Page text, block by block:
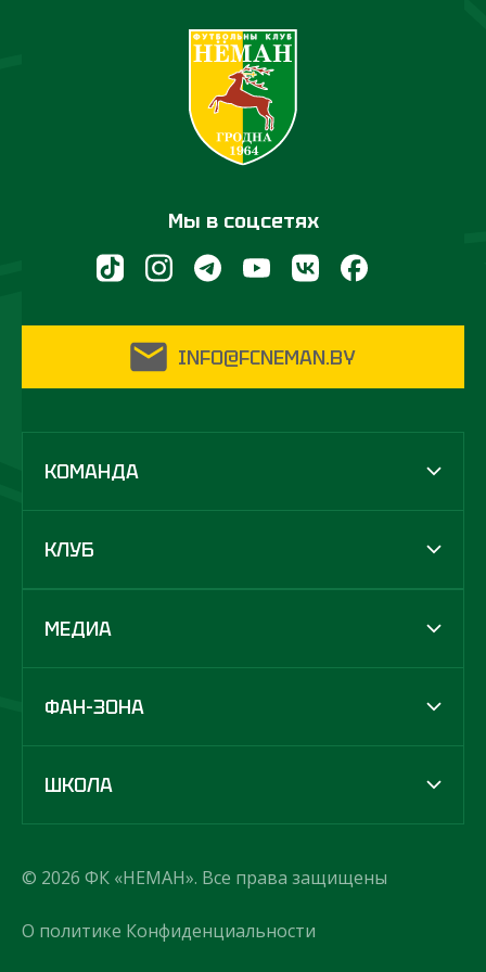
Мы в соцсетях
INFO@FCNEMAN.BY
КОМАНДА
КЛУБ
МЕДИА
ФАН-ЗОНА
ШКОЛА
© 2026 ФК «НЕМАН». Все права защищены
О политике Конфиденциальности